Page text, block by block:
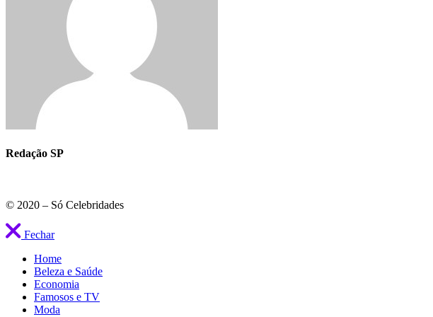
Redação SP
© 2020 – Só Celebridades
Fechar
Home
Beleza e Saúde
Economia
Famosos e TV
Moda